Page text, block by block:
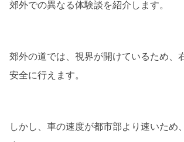
郊外での異なる体験談を紹介します。
郊外の道では、視界が開けているため、
安全に行えます。
しかし、車の速度が都市部より速いため